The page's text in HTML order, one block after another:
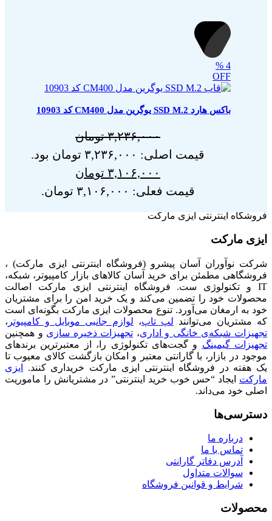
ایجاد “حس خوب خرید اینترنتی” در مشتریانش را ماموریت
اصلی خود می‌داند.
دسترسی‌ها
درباره ما
تماس با ما
آدرس دفاتر گارانتی
سوالات متداول
تجهیزات شبکه خانگی و اداری
لوازم جانبی کامپیوتر
شارژر یوگرین
کابل یوگرین
تجهیزات ذخیره سازی
تجهیزات گیمینگ
مجوزهای ایزی مارکت
تمام حقوق این وب سایت برای شرکت نوآوران آسان پیشرو
محفوظ است
account
You've just added this product to the cart:
View Cart
Continue
Main Menu
Top Navigation
شبکه خانگی و اداری
مودم
مودم ADSL و VDSL
مودم ۳G/۴G LTE
کارت شبکه